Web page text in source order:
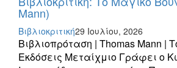
Mann)
Βιβλιοκριτική29 Ιουλίου, 2026
Βιβλιοπρόταση | Thomas Mann |
Εκδόσεις Μεταίχμιο Γράφει ο